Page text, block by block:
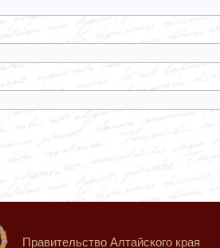
Правительство Алтайского края